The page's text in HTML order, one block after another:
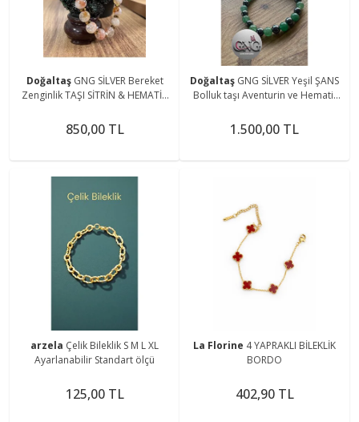
Doğaltaş GNG SİLVER Bereket
Zenginlik TAŞI SİTRİN & HEMATİT
BİLEKLİK
850,00 TL
Doğaltaş GNG SİLVER Yeşil ŞANS
Bolluk taşı Aventurin ve Hematit
1.500,00 TL
arzela Çelik Bileklik S M L XL
Ayarlanabilir Standart ölçü
125,00 TL
La Florine 4 YAPRAKLI BİLEKLİK
BORDO
402,90 TL